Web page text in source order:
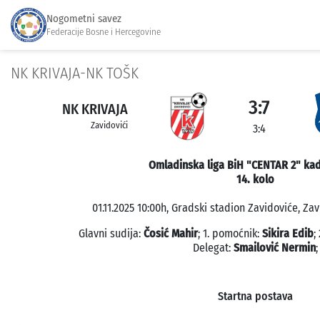
Nogometni savez
Federacije Bosne i Hercegovine
NK KRIVAJA-NK TOŠK
NK KRIVAJA
Zavidovići
3:7
3:4
Omladinska liga BiH "CENTAR 2"
14. kolo
01.11.2025 10:00h, Gradski stadion Zavidoviće,
Glavni sudija: Čosić Mahir; 1. pomoćnik: Sikira Edib;
Delegat: Smailović Nermin;
Startna postava